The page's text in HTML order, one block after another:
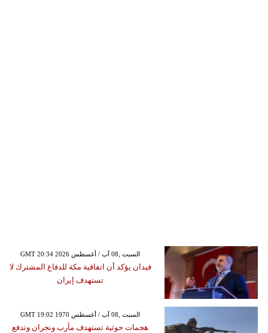
GMT 20:34 2026 السبت ,08 آب / أغسطس
فيدان يؤكد أن اتفاقية مكة للدفاع المشترك لا
تستهدف إيران
GMT 19:02 1970 السبت ,08 آب / أغسطس
هجمات حوثية تستهدف مأرب ونجران وتدفع